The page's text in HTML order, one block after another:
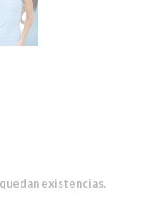
existencias.